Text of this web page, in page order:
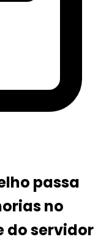
passa
no
do servidor